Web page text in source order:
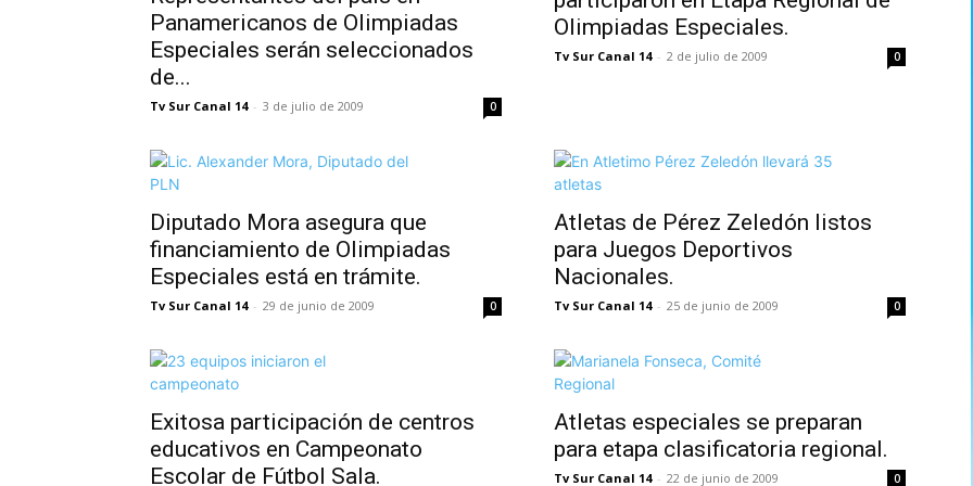
Panamericanos de Olimpiadas
Especiales serán seleccionados
de...
Tv Sur Canal 14 - 3 de julio de 2009 0
Olimpiadas Especiales.
Tv Sur Canal 14 - 2 de julio de 2009 0
Diputado Mora asegura que
financiamiento de Olimpiadas
Especiales está en trámite.
Tv Sur Canal 14 - 29 de junio de 2009 0
Atletas de Pérez Zeledón listos
para Juegos Deportivos
Nacionales.
Tv Sur Canal 14 - 25 de junio de 2009 0
Exitosa participación de centros
educativos en Campeonato
Escolar de Fútbol Sala.
Atletas especiales se preparan
para etapa clasificatoria regional.
Tv Sur Canal 14 - 22 de junio de 2009 0